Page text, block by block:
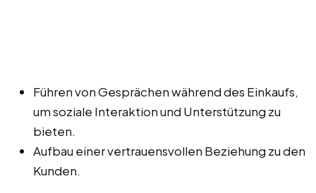
Führen von Gesprächen während des Einkaufs,
um soziale Interaktion und Unterstützung zu
bieten.
Aufbau einer vertrauensvollen Beziehung zu den
Kunden.